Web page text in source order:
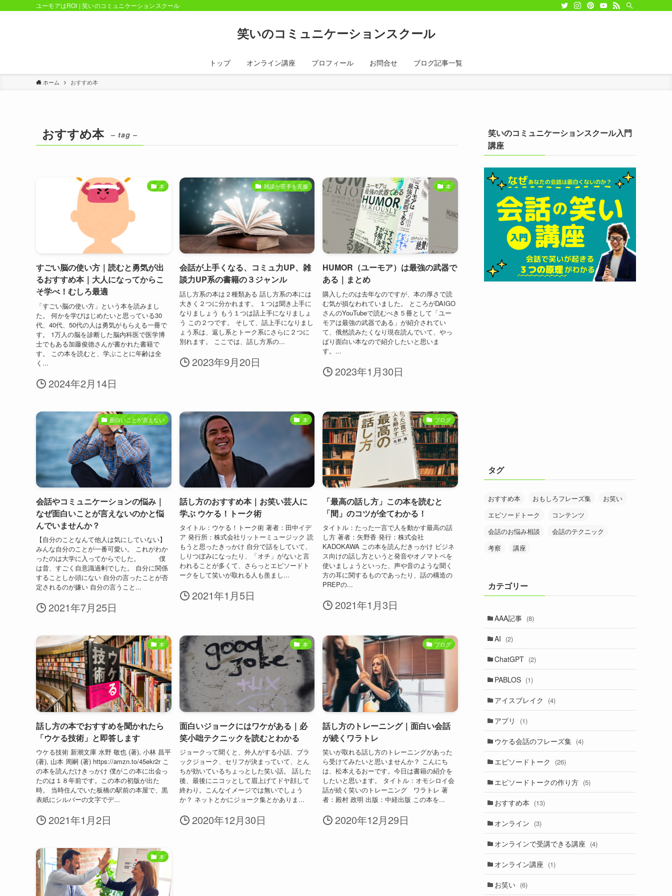
ユーモアはROI | 笑いのコミュニケーションスクール
笑いのコミュニケーションスクール
トップ オンライン講座 プロフィール お問合せ ブログ記事一覧
ホーム おすすめ本
おすすめ本 – tag –
本
すごい脳の使い方｜読むと勇気が出
るおすすめ本｜大人になってからこ
そ学べ！むしろ最適
「すごい脳の使い方」という本を読みまし
た。 何かを学びはじめたいと思っている30
代、40代、50代の人は勇気がもらえる一冊で
す。 1万人の脳を診断した脳内科医で医学博
士でもある加藤俊徳さんが書かれた書籍で
す。 この本を読むと、学ぶことに年齢は全
く...
2024年2月14日
雑談が苦手を克服
会話が上手くなる、コミュ力UP、雑
談力UP系の書籍の３ジャンル
話し方系の本は２種類ある 話し方系の本には
大きく２つに分かれます。 １つは聞き上手に
なりましょう もう１つは話上手になりましょ
う この２つです。 そして、話上手になりまし
ょう系は、返し系とトーク系にさらに２つに
別れます。 ここでは、話し方系の...
2023年9月20日
本
HUMOR（ユーモア）は最強の武器で
ある｜まとめ
購入したのは去年なのですが、本の厚さで読
む気が損なわれていました。 ところがDAIGO
さんのYouTubeで読むべき５冊として「ユー
モアは最強の武器である」が紹介されてい
て、俄然読みたくなり現在読んでいて、やっ
ぱり面白い本なので紹介したいと思いま
す。...
2023年1月30日
面白いことが言えない
会話やコミュニケーションの悩み｜
なぜ面白いことが言えないのかと悩
んでいませんか？
【自分のことなんて他人は気にしていない】
みんな自分のことが一番可愛い。 これがわか
ったのは大学に入ってからでした。 僕
は昔、すごく自意識過剰でした。 自分に関係
することしか頭にない 自分の言ったことが否
定されるのが嫌い 自分の言うこと...
2021年7月25日
本
話し方のおすすめ本｜お笑い芸人に
学ぶ ウケる！トーク術
タイトル：ウケる！トーク術 著者：田中イデ
ア 発行所：株式会社リットーミュージック 読
もうと思ったきっかけ 自分で話をしていて、
しりつぼみになったり、「オチ」がないと言
われることが多くて、さらっとエピソードト
ークをして笑いが取れる人も羨まし...
2021年1月5日
ブログ
「最高の話し方」この本を読むと
「間」のコツが全てわかる！
タイトル：たった一言で人を動かす最高の話
し方 著者：矢野香 発行：株式会社
KADOKAWA この本を読んだきっかけ ビジネ
ス向けの話し方というと発音やオノマトペを
使いましょうといった、声や音のような聞く
方の耳に関するものであったり、話の構造の
PREPの...
2021年1月3日
本
話し方の本でおすすめを聞かれたら
「ウケる技術」と即答します
ウケる技術 新潮文庫 水野 敬也 (著), 小林 昌平
(著), 山本 周嗣 (著) https://amzn.to/45ekr2r こ
の本を読んだけきっかけ 僕がこの本に出会っ
たのは１８年前です。この本の初版が出た
時。 当時住んでいた板橋の駅前の本屋で、黒
表紙にシルバーの文字でデ...
2021年1月2日
本
面白いジョークにはワケがある｜必
笑小咄テクニックを読むとわかる
ジョークって聞くと、外人がする小話、ブラ
ックジョーク、セリフが決まっていて、とん
ちが効いているちょっとした笑い話。 話した
後、最後にニコッとして眉上げてドヤ顔して
終わり。こんなイメージでは無いでしょう
か？ ネットとかにジョーク集とかありま...
2020年12月30日
ブログ
話し方のトレーニング｜面白い会話
が続くワラトレ
笑いが取れる話し方のトレーニングがあった
ら受けてみたいと思いませんか？ こんにち
は、松本えるおーです。今日は書籍の紹介を
したいと思います。 タイトル：オモシロイ会
話が続く笑いのトレーニング ワラトレ 著
者：殿村 政明 出版：中経出版 この本を...
2020年12月29日
本
笑いのコミュニケーションスクール入門
講座
タグ
おすすめ本 おもしろフレーズ集
お笑い
エピソードトーク
コンテンツ
会話のお悩み相談
会話のテクニック
考察
講座
カテゴリー
AAA記事 (8)
AI (2)
ChatGPT (2)
PABLOS (1)
アイスブレイク (4)
アプリ (1)
ウケる会話のフレーズ集 (4)
エピソードトーク (26)
エピソードトークの作り方 (5)
おすすめ本 (13)
オンライン (3)
オンラインで受講できる講座 (4)
オンライン講座 (1)
お笑い (6)